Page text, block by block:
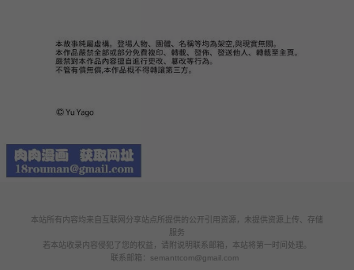
本站所有内容均来自互联网分享站点所提供的公开引用资源，未提供资源上传、存储
服务
若本站收录内容侵犯了您的权益，请附说明联系邮箱，本站将第一时间处理。
联系邮箱： semanttcom@gmail.com